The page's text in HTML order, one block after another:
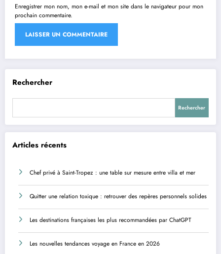
Enregistrer mon nom, mon e-mail et mon site dans le navigateur pour mon
prochain commentaire.
Rechercher
Rechercher
Articles récents
Chef privé à Saint-Tropez : une table sur mesure entre villa et mer
Quitter une relation toxique : retrouver des repères personnels solides
Les destinations françaises les plus recommandées par ChatGPT
Les nouvelles tendances voyage en France en 2026